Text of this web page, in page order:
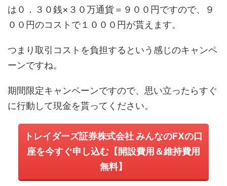
は０．３０銭×３０万通貨＝９００円ですので、９
００円のコストで１０００円が貰えます。
つまり取引コストを負担するという感じのキャンペ
ーンですね。
期間限定キャンペーンですので、思い立ったらすぐ
に行動して現金を貰ってください。
トレイダーズ証券株式会社 みんなのFXの口
座を今すぐ申し込む【開設費用＆維持費用
無料】